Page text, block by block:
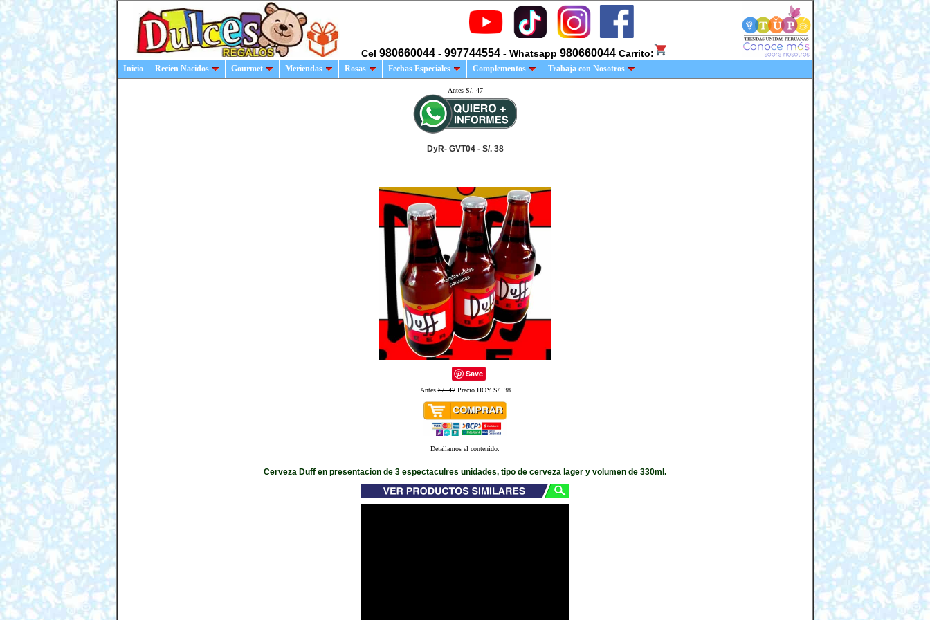
Cel 980660044 - 997744554 - Whatsapp 980660044 Carrito:
Inicio Recien Nacidos Gourmet Meriendas Rosas Fechas Especiales Complementos Trabaja con Nosotros
Antes S/. 47
DyR- GVT04 - S/. 38
Save
AntesS/. 47Precio HOY S/. 38
Detallamos el contenido:
Cerveza Duff en presentacion de 3 espectaculres unidades, tipo de cerveza lager y volumen de 330ml.